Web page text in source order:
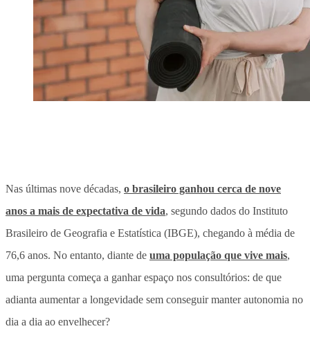
Nas últimas nove décadas, o brasileiro ganhou cerca de nove
anos a mais de expectativa de vida, segundo dados do Instituto
Brasileiro de Geografia e Estatística (IBGE), chegando à média de
76,6 anos. No entanto, diante de uma população que vive mais,
uma pergunta começa a ganhar espaço nos consultórios: de que
adianta aumentar a longevidade sem conseguir manter autonomia no
dia a dia ao envelhecer?